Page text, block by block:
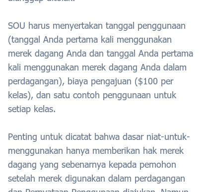
SOU harus menyertakan tanggal penggunaan
(tanggal Anda pertama kali menggunakan
merek dagang Anda dan tanggal Anda pertama
kali menggunakan merek dagang Anda dalam
perdagangan), biaya pengajuan ($100 per
kelas), dan satu contoh penggunaan untuk
setiap kelas.
Penting untuk dicatat bahwa dasar niat-untuk-
menggunakan hanya memberikan hak merek
dagang yang sebenarnya kepada pemohon
setelah merek digunakan dalam perdagangan